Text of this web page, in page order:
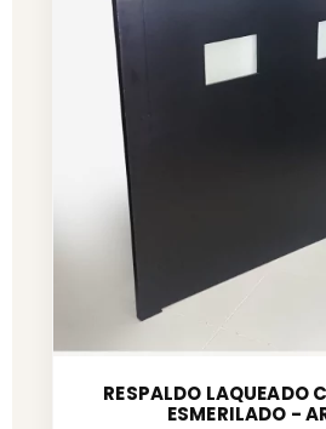
RESPALDO LAQUEADO
ESMERILADO -